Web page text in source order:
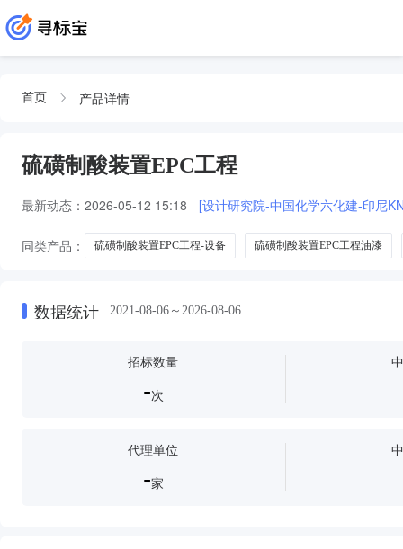
首页 产品详情
硫磺制酸装置EPC工程
最新动态： 2026-05-12 15:18 [设计研究院-中国化学六化建-印尼
同类产品： 硫磺制酸装置EPC工程-设备 硫磺制酸装置EPC工程油漆
数据统计 2021-08-06～2026-08-06
招标数量
-次
代理单位
-家